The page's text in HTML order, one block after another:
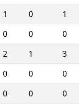
1 0 1
0 0 0
2 1 3
0 0 0
0 0 0